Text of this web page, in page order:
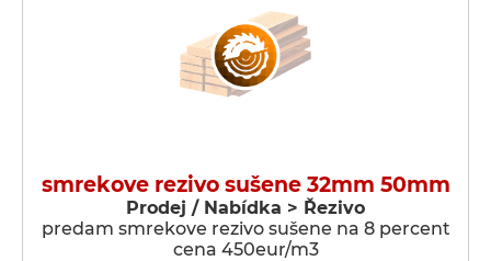
smrekove rezivo sušene 32mm 50mm
Prodej / Nabídka > Řezivo
predam smrekove rezivo sušene na 8 percent
cena 450eur/m3